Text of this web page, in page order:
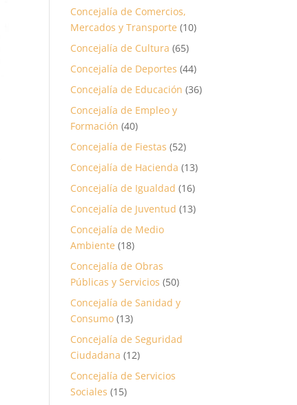
Concejalía de Comercios,
Mercados y Transporte (10)
Concejalía de Cultura (65)
Concejalía de Deportes (44)
Concejalía de Educación (36)
Concejalía de Empleo y
Formación (40)
Concejalía de Fiestas (52)
Concejalía de Hacienda (13)
Concejalía de Igualdad (16)
Concejalía de Juventud (13)
Concejalía de Medio
Ambiente (18)
Concejalía de Obras
Públicas y Servicios (50)
Concejalía de Sanidad y
Consumo (13)
Concejalía de Seguridad
Ciudadana (12)
Concejalía de Servicios
Sociales (15)